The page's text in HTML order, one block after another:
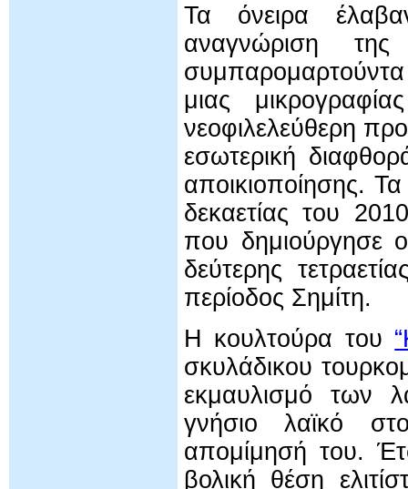
Τα όνειρα
αναγνώριση
μιας
νεοφιλελεύθερη
εσωτερική
αποικιοποίησης.
δεκαετίας του
που δημιούργησε
δεύτερης
περίοδος Σημίτη.
Η κουλτούρα του
σκυλάδικου
εκμαυλισμό των
γνήσιο λαϊκό
απομίμησή του.
βολική θέση